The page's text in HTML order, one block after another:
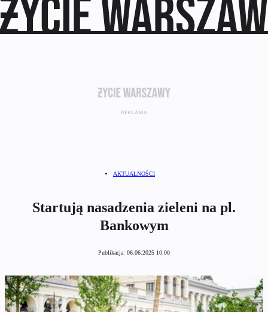
AKTUALNOŚCI
Startują nasadzenia zieleni na pl.
Bankowym
Publikacja: 06.06.2025 10:00